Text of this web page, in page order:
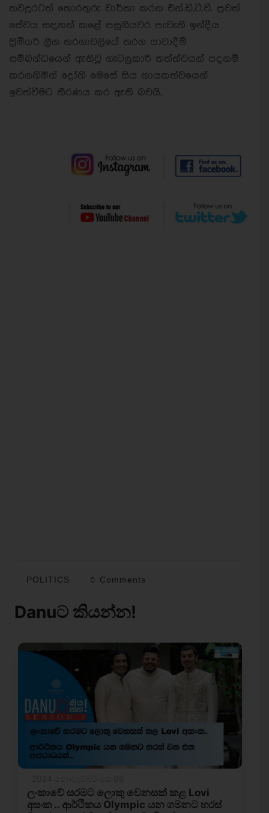
තවදුරටත් තොරතුරු වාර්තා කරන එන්.ඩී.ටී.වී. පුවත්
සේවය සඳහන් කළේ පසුගියවර පැවැති ඉන්දීය
ප්‍රිමියර් ලීග තරගාවලියේ තරග පාවාදීම්
සම්බන්ධයෙන් ඇතිවූ ගැටලුකාරී තත්ත්වයන් පදනම්
කරගනිමින් දෝනි මෙසේ සිය නායකත්වයෙන්
ඉවත්වීමට තීරණය කර ඇති බවයි.
POLITICS 0 Comments